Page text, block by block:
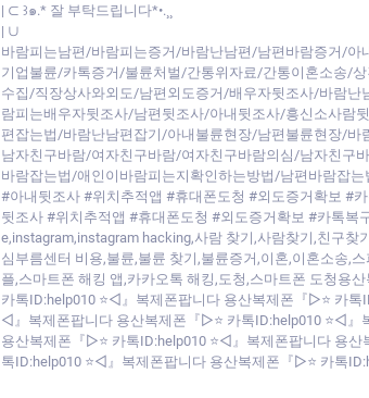
| ⊂ ꒱๑.* 잘 부탁드립니다*•.¸¸
| ∪
바람피는남편/바람피는증거/바람난남편/남편바람증거/
기업불륜/카톡증거/불륜처벌/간통위자료/간통이혼소송/
수집/직장상사와외도/남편외도증거/배우자뒷조사/바람
람피는배우자뒷조사/남편뒷조사/아내뒷조사/흥신소사람
편잡는법/바람난남편잡기/아내불륜현장/남편불륜현장/
남자친구바람/여자친구바람/여자친구바람의심/남자친구
바람잡는법/애인이바람피는지확인하는방법/남편바람잡
#아내뒷조사 #위치추적앱 #휴대폰도청 #외도증거확보 #
뒷조사 #위치추적앱 #휴대폰도청 #외도증거확보 #카톡복
e,instagram,instagram hacking,사람 찾기,사람찾기,친구
심부름센터 비용,불륜,불륜 찾기,불륜증거,이혼,이혼소송,
플,스마트폰 해킹 앱,카카오톡 해킹,도청,스마트폰 도청용
카톡ID:help010 ⭐◁』복제폰팝니다 용산복제폰『▷⭐ 카
◁』복제폰팝니다 용산복제폰『▷⭐ 카톡ID:help010 ⭐◁
용산복제폰『▷⭐ 카톡ID:help010 ⭐◁』복제폰팝니다 용
톡ID:help010 ⭐◁』복제폰팝니다 용산복제폰『▷⭐ 카톡